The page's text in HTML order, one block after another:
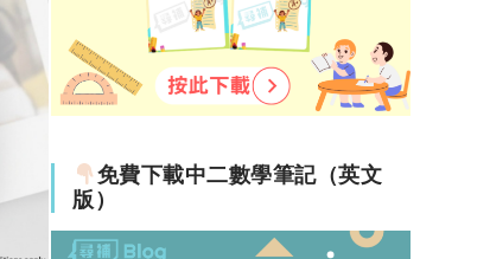
免費下載中二數學筆記（英文
版）